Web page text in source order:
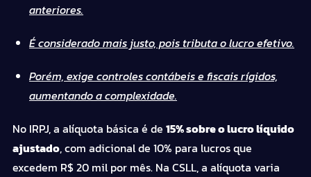
anteriores.
É considerado mais justo, pois tributa o lucro efetivo.
Porém, exige controles contábeis e fiscais rígidos,
aumentando a complexidade.
No IRPJ, a alíquota básica é de 15% sobre o lucro líquido
ajustado, com adicional de 10% para lucros que
excedem R$ 20 mil por mês. Na CSLL, a alíquota varia